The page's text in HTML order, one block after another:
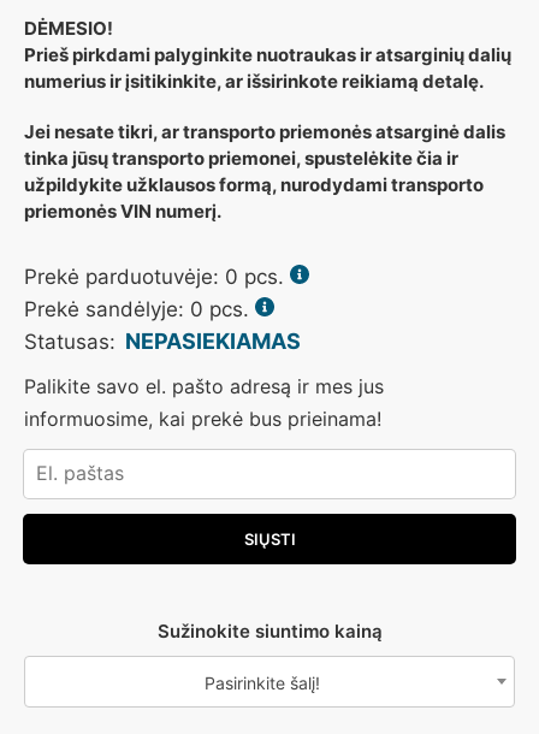
DĖMESIO!
Prieš pirkdami palyginkite nuotraukas ir atsarginių dalių
numerius ir įsitikinkite, ar išsirinkote reikiamą detalę.
Jei nesate tikri, ar transporto priemonės atsarginė dalis
tinka jūsų transporto priemonei, spustelėkite čia ir
užpildykite užklausos formą, nurodydami transporto
priemonės VIN numerį.
Prekė parduotuvėje: 0 pcs.
Prekė sandėlyje: 0 pcs.
Statusas: NEPASIEKIAMAS
Palikite savo el. pašto adresą ir mes jus
informuosime, kai prekė bus prieinama!
Sužinokite siuntimo kainą
Pasirinkite šalį!